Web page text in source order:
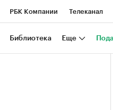
РБК Компании Телеканал
Национальные проекты Город
Библиотека Еще